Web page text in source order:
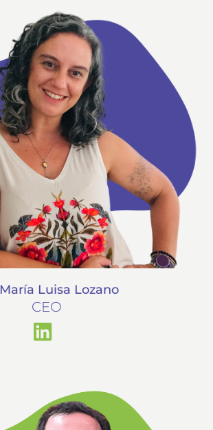
María Luisa Lozano
CEO